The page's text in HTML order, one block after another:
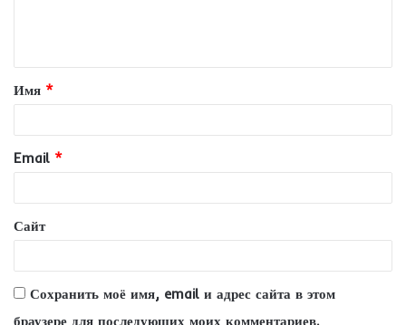
т
а
и
й
*
Имя *
Email *
Сайт
Сохранить моё имя, email и адрес сайта в этом
браузере для последующих моих комментариев.